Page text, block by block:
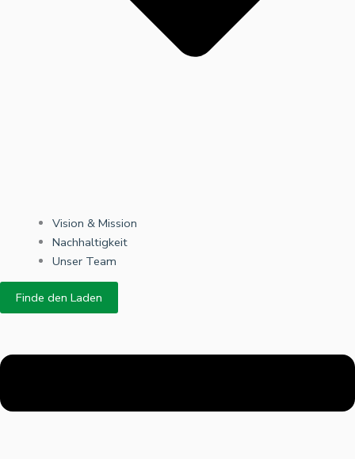
Vision & Mission
Nachhaltigkeit
Unser Team
Finde den Laden